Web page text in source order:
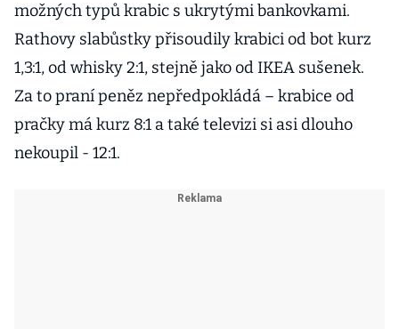
možných typů krabic s ukrytými bankovkami.
Rathovy slabůstky přisoudily krabici od bot kurz
1,3:1, od whisky 2:1, stejně jako od IKEA sušenek.
Za to praní peněz nepředpokládá – krabice od
pračky má kurz 8:1 a také televizi si asi dlouho
nekoupil - 12:1.